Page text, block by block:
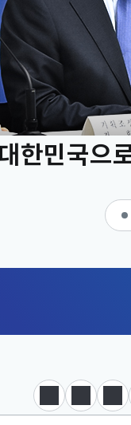
한민국으
정지 이전 다